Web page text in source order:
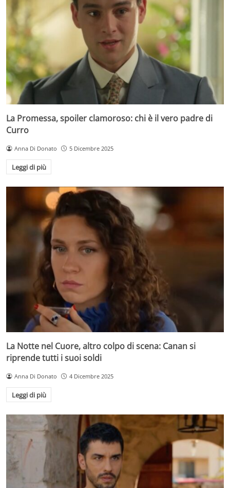
La Promessa, spoiler clamoroso: chi è il vero padre di
Curro
Anna Di Donato 5 Dicembre 2025
Leggi di più
La Notte nel Cuore, altro colpo di scena: Canan si
riprende tutti i suoi soldi
Anna Di Donato 4 Dicembre 2025
Leggi di più